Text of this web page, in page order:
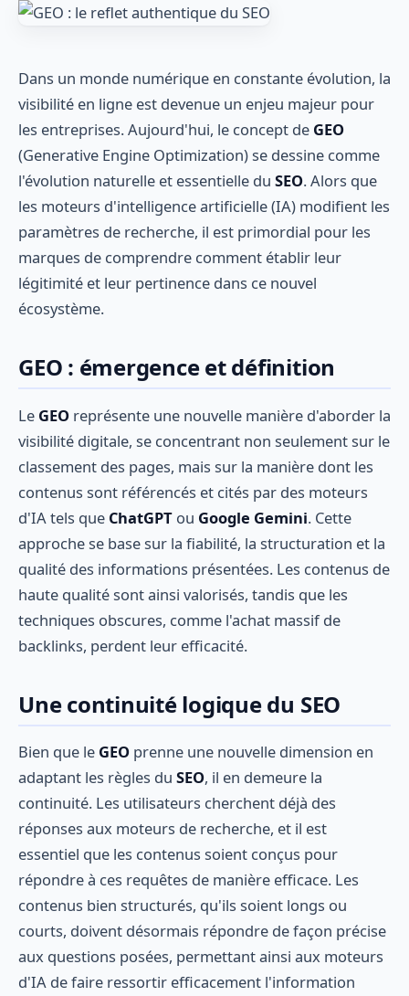
Dans un monde numérique en constante évolution, la
visibilité en ligne est devenue un enjeu majeur pour
les entreprises. Aujourd'hui, le concept de GEO
(Generative Engine Optimization) se dessine comme
l'évolution naturelle et essentielle du SEO. Alors que
les moteurs d'intelligence artificielle (IA) modifient les
paramètres de recherche, il est primordial pour les
marques de comprendre comment établir leur
légitimité et leur pertinence dans ce nouvel
écosystème.
GEO : émergence et définition
Le GEO représente une nouvelle manière d'aborder la
visibilité digitale, se concentrant non seulement sur le
classement des pages, mais sur la manière dont les
contenus sont référencés et cités par des moteurs
d'IA tels que ChatGPT ou Google Gemini. Cette
approche se base sur la fiabilité, la structuration et la
qualité des informations présentées. Les contenus de
haute qualité sont ainsi valorisés, tandis que les
techniques obscures, comme l'achat massif de
backlinks, perdent leur efficacité.
Une continuité logique du SEO
Bien que le GEO prenne une nouvelle dimension en
adaptant les règles du SEO, il en demeure la
continuité. Les utilisateurs cherchent déjà des
réponses aux moteurs de recherche, et il est
essentiel que les contenus soient conçus pour
répondre à ces requêtes de manière efficace. Les
contenus bien structurés, qu'ils soient longs ou
courts, doivent désormais répondre de façon précise
aux questions posées, permettant ainsi aux moteurs
d'IA de faire ressortir efficacement l'information